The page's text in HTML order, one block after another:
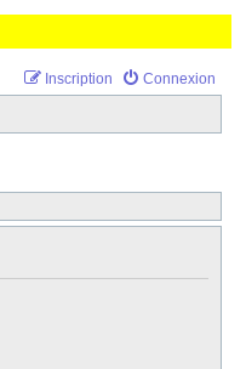
Connexion
Inscription